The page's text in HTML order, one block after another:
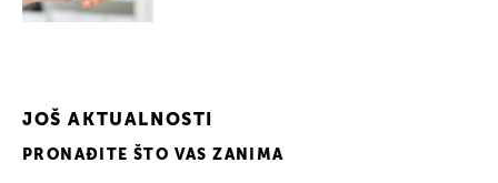
JOŠ AKTUALNOSTI
PRONAĐITE ŠTO VAS ZANIMA